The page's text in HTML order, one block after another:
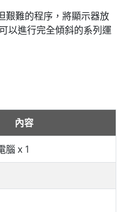
艱難的程序，將顯示器放
以進行完全傾斜的系列運
內容
腦 x 1